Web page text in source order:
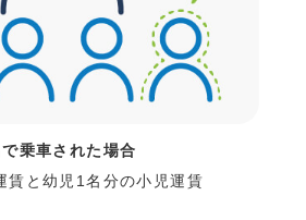
乗車された場合
賃と幼児1名分の小児運賃